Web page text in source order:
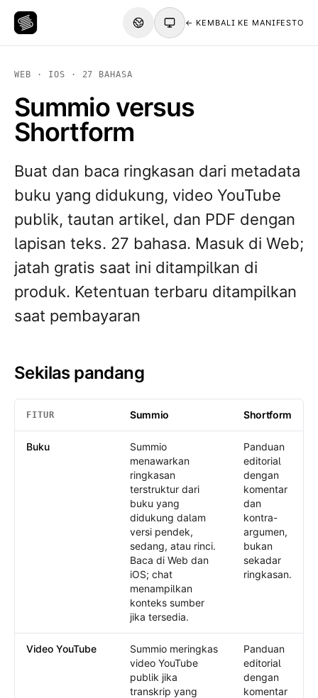
← KEMBALI KE MANIFESTO
WEB · IOS · 27 BAHASA
Summio versus
Shortform
Buat dan baca ringkasan dari metadata
buku yang didukung, video YouTube
publik, tautan artikel, dan PDF dengan
lapisan teks. 27 bahasa. Masuk di Web;
jatah gratis saat ini ditampilkan di
produk. Ketentuan terbaru ditampilkan
saat pembayaran
Sekilas pandang
FITUR Summio Shortform
Buku
Summio
menawarkan
ringkasan
terstruktur dari
buku yang
didukung dalam
versi pendek,
sedang, atau rinci.
Baca di Web dan
iOS; chat
menampilkan
konteks sumber
jika tersedia.
Panduan
editorial
dengan
komentar
dan
kontra-
argumen,
bukan
sekadar
ringkasan.
Video YouTube
Summio meringkas
video YouTube
publik jika
transkrip yang
Panduan
editorial
dengan
komentar